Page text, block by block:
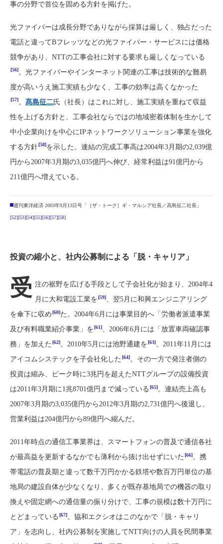
事の分野で首位を固める方針を掲げた。
光ファイバーは成長分野でありながら採算は厳しく、独占だった
電話と違ってBフレッツなどの光ファイバー・サービスには価格
競争があり、NTTの工事会社に対する要求も厳しくなっている
[56]。光ファイバーやインターネット関連の工事は技術的な難易
度が高いうえ施工実績も少なく、工事の効率は高くなかった
[57]。 髙島征二氏（社長）はこれに対し、施工実績を重ねて収益
性を上げる方針と、工事会社ならではの地域密着体制を生かして
中小企業向けを中心にIPネットワークソリューション事業を強化
する方針 [58]を示した。連結の完成工事高は2004年3月期の2,039億
円から2007年3月期の3,035億円へ伸び、経常利益は91億円から
211億円へ増えている。
週刊東洋経済 2003年9月13日号「［ザ・トーク］ギ・マルシア社長／高島征二社長」
[52][53][54][55][56][57][58]
投資の縮小と、社内公募制による「脱・キャリア」
受 注の裾野を広げる手段として子会社化が始まり、2004年4
月に大和電設工業を [59]、翌5月に和興エンジニアリング
を傘下に収め[60]た。2004年6月には事業目的へ「労働者派遣事業
及び有料職業紹介事業」を[61]、2006年6月には「放置車両確認事
務」を加えた [62]。2010年5月には池野通建を[63]、2011年11月には
アイコムシステックを子会社化した [64]。その一方で発注者側の
投資は縮み、ピーク時に3兆円を超えたNTTグループの設備投資
は2011年3月期に1兆8701億円まで減っている [65]。連結売上高も
2007年3月期の3,035億円から2012年3月期の2,731億円へ後退し、
営業利益は204億円から89億円へ縮んだ。
2011年時点の通信工事業界は、スマートフォンの普及で通信各社
が最高益を更新するなかでも薄利から抜け出せずにいた [66]。携
帯電話の普及期と違って数千万円かかる鉄塔や数百万円単位の基
地局の建設自体が少なくなり、多くが既存基地局での機器の取り
換えや固定網への通信量の振り分けで、工事の規模は数十万円に
とどまっている [67]。協和エクシオはこのなかで「脱・キャリ
ア」を志向し、社内公募制を実施してNTT向けの人員を民間事業